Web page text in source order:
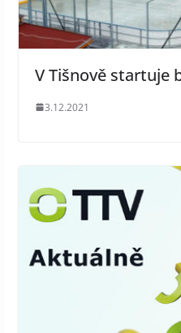
V Tišnově startuje
3.12.2021